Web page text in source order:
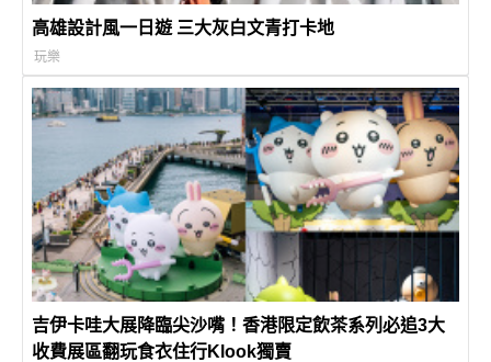
高雄設計風一日遊 三大灰白文青打卡地
玩樂
吉伊卡哇大展降臨尖沙嘴！香港限定飲茶系列必追3大
收費展區翻玩食衣住行Klook獨賣